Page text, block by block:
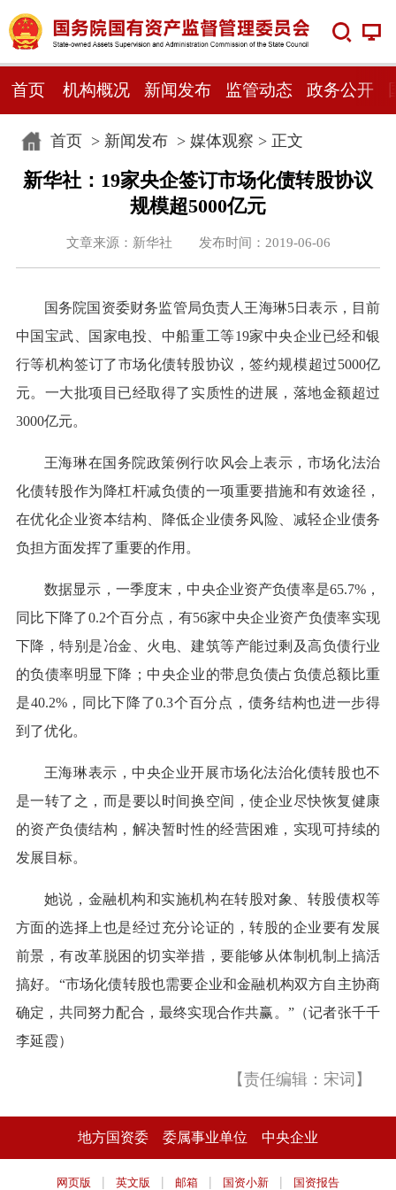
首页 机构概况 新闻发布 监管动态 政务公开
首页> 新闻发布> 媒体观察 > 正文
新华社：19家央企签订市场化债转股协议
规模超5000亿元
文章来源：新华社 发布时间：2019-06-06
国务院国资委财务监管局负责人王海琳5日表示，目前
中国宝武、国家电投、中船重工等19家中央企业已经和银
行等机构签订了市场化债转股协议，签约规模超过5000亿
元。一大批项目已经取得了实质性的进展，落地金额超过
3000亿元。
王海琳在国务院政策例行吹风会上表示，市场化法治
化债转股作为降杠杆减负债的一项重要措施和有效途径，
在优化企业资本结构、降低企业债务风险、减轻企业债务
负担方面发挥了重要的作用。
数据显示，一季度末，中央企业资产负债率是65.7%，
同比下降了0.2个百分点，有56家中央企业资产负债率实现
下降，特别是冶金、火电、建筑等产能过剩及高负债行业
的负债率明显下降；中央企业的带息负债占负债总额比重
是40.2%，同比下降了0.3个百分点，债务结构也进一步得
到了优化。
王海琳表示，中央企业开展市场化法治化债转股也不
是一转了之，而是要以时间换空间，使企业尽快恢复健康
的资产负债结构，解决暂时性的经营困难，实现可持续的
发展目标。
她说，金融机构和实施机构在转股对象、转股债权等
方面的选择上也是经过充分论证的，转股的企业要有发展
前景，有改革脱困的切实举措，要能够从体制机制上搞活
搞好。“市场化债转股也需要企业和金融机构双方自主协商
确定，共同努力配合，最终实现合作共赢。”（记者张千千
李延霞）
【责任编辑：宋词】
地方国资委 委属事业单位 中央企业
网页版 | 英文版 | 邮箱 | 国资小新 | 国资报告